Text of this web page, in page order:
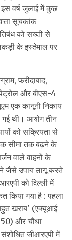
वर्ष जुलाई में कुछ
सूचकांक
को सख्ती से
के इस्तेमाल पर
फरीदाबाद,
और बीएस-4
एक कानूनी निकाय
थी। आयोग तीन
को सक्रियता से
सीमा तक बढ़ने के
वाले वाहनों के
जैसे उपाय लागू करते
को दिल्ली में
किया गया है : पहला
खराब' (एक्यूआई
और चौथा
जीआरएपी में